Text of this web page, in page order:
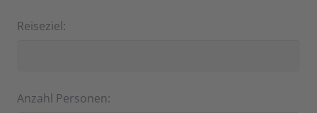
Reiseziel:
Anzahl Personen: